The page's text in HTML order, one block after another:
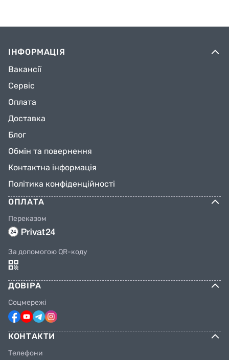
ІНФОРМАЦІЯ
Вакансії
Сервіс
Оплата
Доставка
Блог
Обмін та повернення
Контактна інформація
Політика конфіденційності
ОПЛАТА
Переказом
За допомогою QR-коду
ДОВІРА
Соцмережі
КОНТАКТИ
Телефони